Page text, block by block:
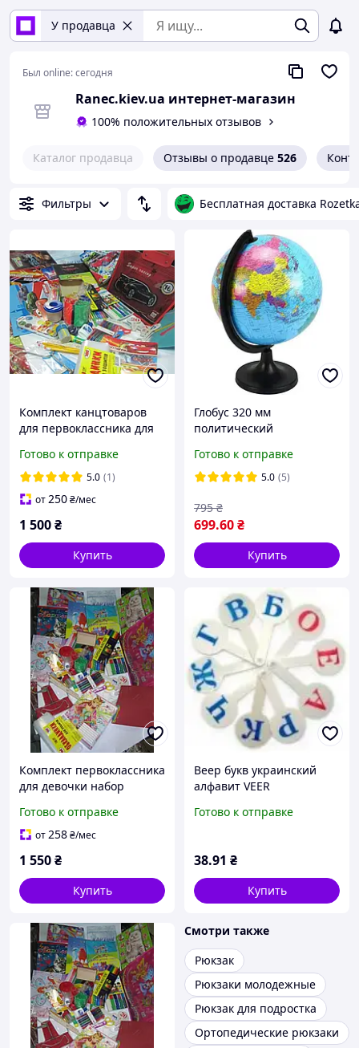
У продавца
Был online:сегодня
Ranec.kiev.ua интернет-магазин
100% положительных отзывов
Каталог продавца Отзывы о продавце 526
Фильтры Бесплатная доставка
Комплект канцтоваров
для первоклассника для
канцелярии премиум 1
класс KOMPPRM
Готово к отправке
5.0 (1)
от250₴/мес
1 500₴
Купить
Глобус 320 мм
политический
настольный школьный
диаметр 32 см 210032
Готово к отправке
5.0 (5)
699.60₴
795 ₴
Купить
Комплект первоклассника
для девочки набор
премиум KOMPPRD
Готово к отправке
от258₴/мес
1 550₴
Купить
Веер букв украинский
алфавит VEER
Готово к отправке
38.91 ₴
Купить
Смотри также
Рюкзак
Рюкзаки молодежные
Рюкзак для подростка
Ортопедические рюкзаки